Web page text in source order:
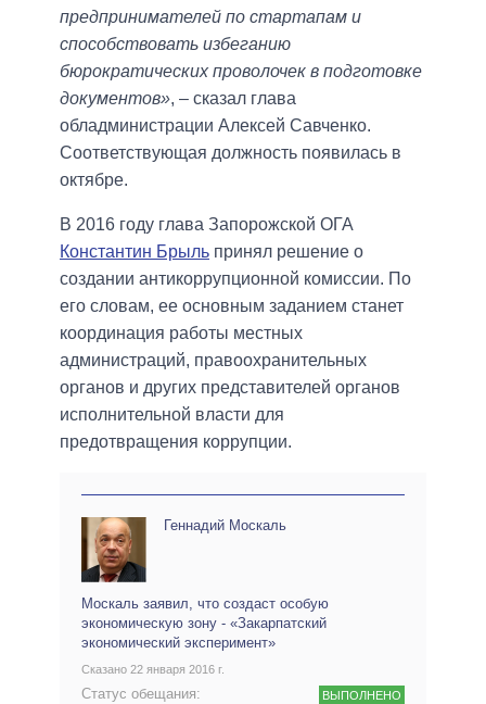
предпринимателей по стартапам и
способствовать избеганию
бюрократических проволочек в подготовке
документов», – сказал глава
обладминистрации Алексей Савченко.
Соответствующая должность появилась в
октябре.
В 2016 году глава Запорожской ОГА
Константин Брыль принял решение о
создании антикоррупционной комиссии. По
его словам, ее основным заданием станет
координация работы местных
администраций, правоохранительных
органов и других представителей органов
исполнительной власти для
предотвращения коррупции.
Геннадий Москаль
Москаль заявил, что создаст особую
экономическую зону - «Закарпатский
экономический эксперимент»
Сказано 22 января 2016 г.
Статус обещания: ВЫПОЛНЕНО